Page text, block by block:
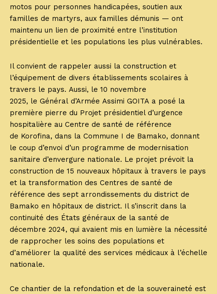
motos pour personnes handicapées, soutien aux
familles de martyrs, aux familles démunis — ont
maintenu un lien de proximité entre l’institution
présidentielle et les populations les plus vulnérables.
Il convient de rappeler aussi la construction et
l’équipement de divers établissements scolaires à
travers le pays. Aussi, le 10 novembre
2025, le Général d’Armée Assimi GOITA a posé la
première pierre du Projet présidentiel d’urgence
hospitalière au Centre de santé de référence
de Korofina, dans la Commune I de Bamako, donnant
le coup d’envoi d’un programme de modernisation
sanitaire d’envergure nationale. Le projet prévoit la
construction de 15 nouveaux hôpitaux à travers le pays
et la transformation des Centres de santé de
référence des sept arrondissements du district de
Bamako en hôpitaux de district. Il s’inscrit dans la
continuité des États généraux de la santé de
décembre 2024, qui avaient mis en lumière la nécessité
de rapprocher les soins des populations et
d’améliorer la qualité des services médicaux à l’échelle
nationale.
Ce chantier de la refondation et de la souveraineté est